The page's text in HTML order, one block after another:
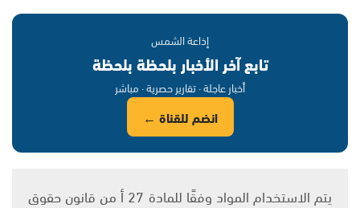
إذاعة الشمس
تابع آخر الأخبار بلحظة بلحظة
أخبار عاجلة · تقارير حصرية · مباشر
انضم للقناة ←
يتم الاستخدام المواد وفقًا للمادة 27 أ من قانون حقوق